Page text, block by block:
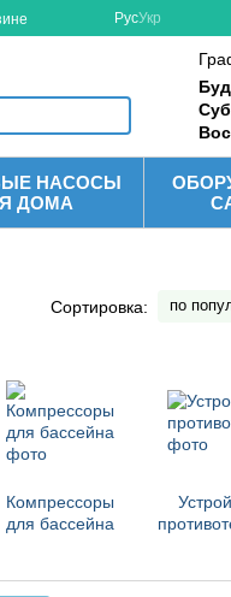
РусУкр
НАСОСЫ
ДОМА
Сортировка: по
Компрессоры
для бассейна